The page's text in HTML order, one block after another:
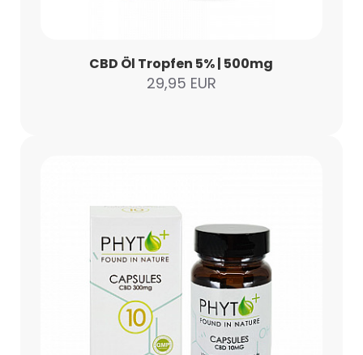
CBD Öl Tropfen 5% | 500mg
29,95 EUR